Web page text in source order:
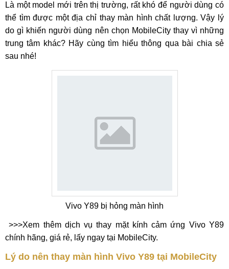
Là một model mới trên thị trường, rất khó để người dùng có
thể tìm được một địa chỉ thay màn hình chất lượng. Vậy lý
do gì khiến người dùng nên chọn MobileCity thay vì những
trung tâm khác? Hãy cùng tìm hiểu thông qua bài chia sẻ
sau nhé!
Vivo Y89 bị hỏng màn hình
>>>Xem thêm dịch vụ thay mặt kính cảm ứng Vivo Y89
chính hãng, giá rẻ, lấy ngay tại MobileCity.
Lý do nên thay màn hình Vivo Y89 tại MobileCity